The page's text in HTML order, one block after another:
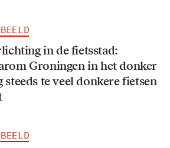
in de fietsstad:
Groningen in het donker
steeds te veel donkere fietsen